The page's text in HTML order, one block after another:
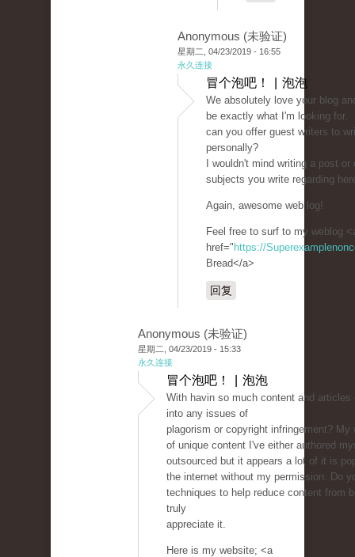
Anonymous (未验证)
星期二, 04/23/2019 - 16:55
永久连接
冒个泡吧！ | 泡泡
We absolutely love your blog
be exactly what I'm looking for.
can you offer guest writers to
personally?
I wouldn't mind writing a post
subjects you write regarding
Again, awesome web log!
Feel free to surf to my weblog
href=" https://
Bread</a>
回复
Anonymous (未验证)
星期二, 04/23/2019 - 15:33
永久连接
冒个泡吧！ | 泡泡
With havin so much content and articles
into any issues of
plagorism or copyright infringement? My
of unique content I've either authored
outsourced but it appears a lot of it is
the internet without my permission. Do
techniques to help reduce content from
truly
appreciate it.
Here is my website; <a